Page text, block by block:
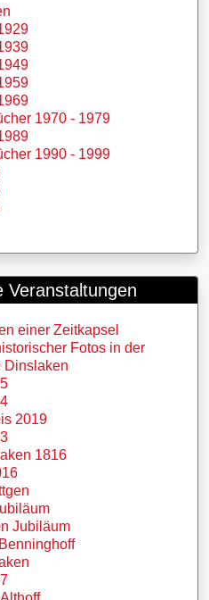
1970 - 1979
1990 - 1999
Veranstaltungen
einer Zeitkapsel
Fotos in der
Dinslaken
2019
1816
Jubiläum